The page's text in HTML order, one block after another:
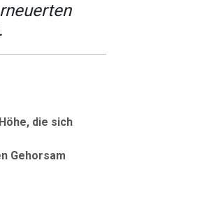
die sich
Gehorsam